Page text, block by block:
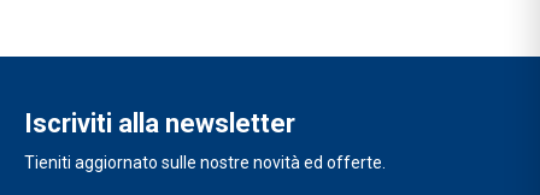
Iscriviti alla newsletter
Tieniti aggiornato sulle nostre novità ed offerte.